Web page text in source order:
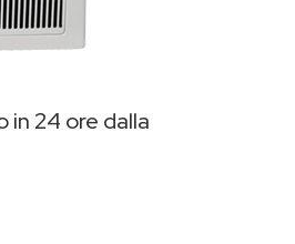
in 24 ore dalla